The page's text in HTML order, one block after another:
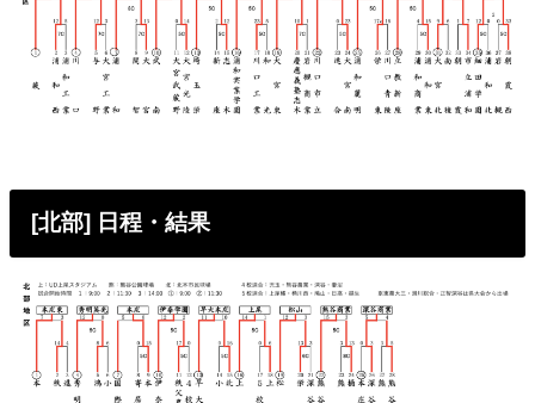
[北部] 日程・結果